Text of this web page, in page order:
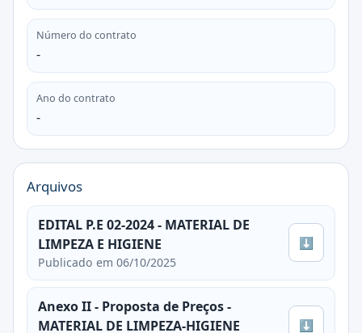
Número do contrato
-
Ano do contrato
-
Arquivos
EDITAL P.E 02-2024 - MATERIAL DE
LIMPEZA E HIGIENE
Publicado em 06/10/2025
⬇
Anexo II - Proposta de Preços -
MATERIAL DE LIMPEZA-HIGIENE
⬇